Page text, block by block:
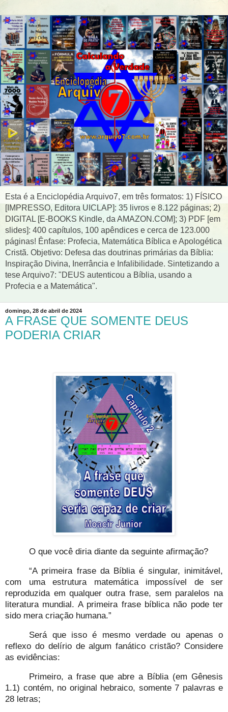
Esta é a Enciclopédia Arquivo7, em três formatos: 1) FÍSICO
[IMPRESSO, Editora UICLAP]: 35 livros e 8.122 páginas; 2)
DIGITAL [E-BOOKS Kindle, da AMAZON.COM]; 3) PDF [em
slides]: 400 capítulos, 100 apêndices e cerca de 123.000
páginas! Ênfase: Profecia, Matemática Bíblica e Apologética
Cristã. Objetivo: Defesa das doutrinas primárias da Bíblia:
Inspiração Divina, Inerrância e Infalibilidade. Sintetizando a
tese Arquivo7: "DEUS autenticou a Bíblia, usando a
Profecia e a Matemática".
domingo, 28 de abril de 2024
A FRASE QUE SOMENTE DEUS
PODERIA CRIAR
O que você diria diante da seguinte afirmação?
“A primeira frase da Bíblia é singular, inimitável,
com uma estrutura matemática impossível de ser
reproduzida em qualquer outra frase, sem paralelos na
literatura mundial. A primeira frase bíblica não pode ter
sido mera criação humana.”
Será que isso é mesmo verdade ou apenas o
reflexo do delírio de algum fanático cristão? Considere
as evidências:
Primeiro, a frase que abre a Bíblia (em Gênesis
1.1) contém, no original hebraico, somente 7 palavras e
28 letras;